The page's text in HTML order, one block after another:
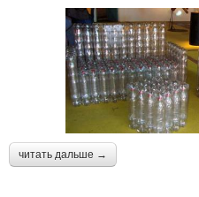
читать дальше →